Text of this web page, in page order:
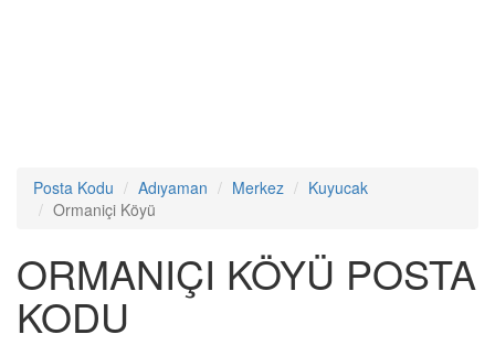
Posta Kodu Adıyaman Merkez
Kuyucak
Ormaniçi Köyü
ORMANIÇI KÖYÜ POSTA
KODU